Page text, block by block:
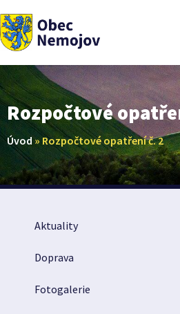
Rozpočtové
Úvod »Rozpočtové opatření č. 2
Aktuality
Doprava
Fotogalerie